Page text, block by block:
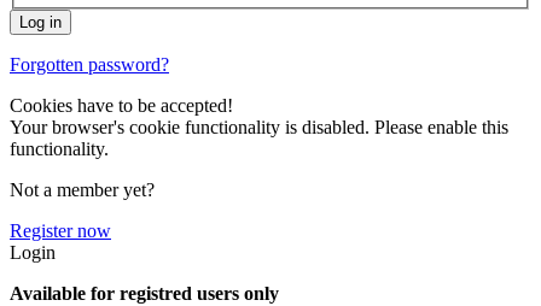
Forgotten password?
Cookies have to be accepted!
Your browser's cookie functionality is disabled. Please enable this
functionality.
Not a member yet?
Register now
Login
Available for registred users only